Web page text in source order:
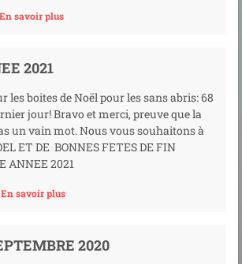
En savoir plus
2021
les boites de Noël pour les sans abris: 68
jour! Bravo et merci, preuve que la
un vain mot. Nous vous souhaitons à
ET DE BONNES FETES DE FIN
ANNEE 2021
En savoir plus
2020